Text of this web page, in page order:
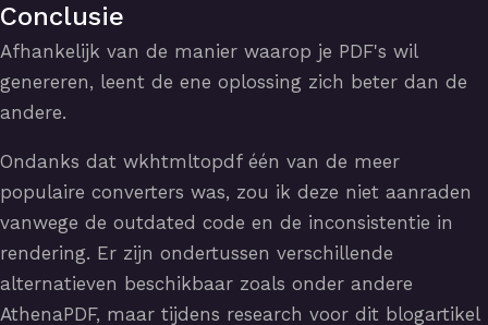
Conclusie
Afhankelijk van de manier waarop je PDF's wil
genereren, leent de ene oplossing zich beter dan de
andere.
Ondanks dat wkhtmltopdf één van de meer
populaire converters was, zou ik deze niet aanraden
vanwege de outdated code en de inconsistentie in
rendering. Er zijn ondertussen verschillende
alternatieven beschikbaar zoals onder andere
AthenaPDF, maar tijdens research voor dit blogartikel